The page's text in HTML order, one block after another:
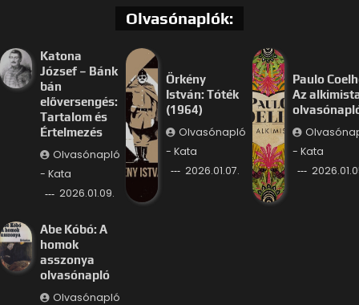
Olvasónaplók:
Katona
József – Bánk
bán
előversengés:
Tartalom és
Értelmezés
Olvasónapló
- Kata
2026.01.09.
Örkény
István: Tóték
(1964)
Olvasónapló
- Kata
2026.01.07.
Paulo
Az
- Kata
Abe Kóbó: A
homok
asszonya
olvasónapló
Olvasónapló